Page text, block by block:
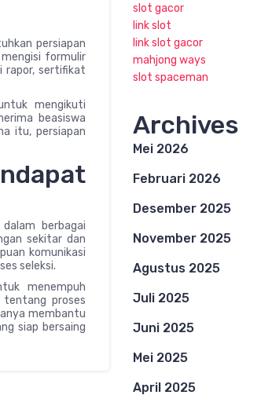
persiapan
formulir
rapor, sertifikat
mengikuti
beasiswa
itu, persiapan
berbagai
sekitar dan
komunikasi
seleksi.
menempuh
tentang proses
membantu
siap bersaing
slot gacor
link slot
link slot gacor
mahjong ways
slot spaceman
Archives
Mei 2026
Februari 2026
Desember 2025
November 2025
Agustus 2025
Juli 2025
Juni 2025
Mei 2025
April 2025